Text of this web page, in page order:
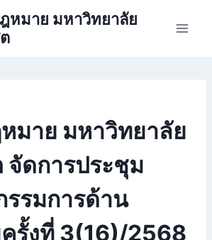
หมาย มหาวิทยาลัย
มาย มหาวิทยาลัย
ดการประชุม
รมการด้าน
รั้งที่ 3(16)/2568